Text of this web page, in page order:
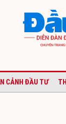
CẢNH ĐẦU TƯ